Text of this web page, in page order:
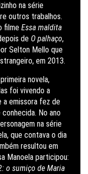
na série
outros trabalhos.
filme Essa maldita
de O palhaço,
Selton Mello que
em 2013.
novela,
foi vivendo a
a emissora fez de
No ano
na série
que contava o dia
resultou em
Manoela participou:
o sumiço de Maria